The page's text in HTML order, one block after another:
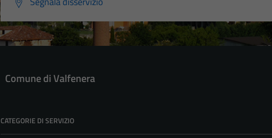
Comune di Valfenera
CATEGORIE DI SERVIZIO